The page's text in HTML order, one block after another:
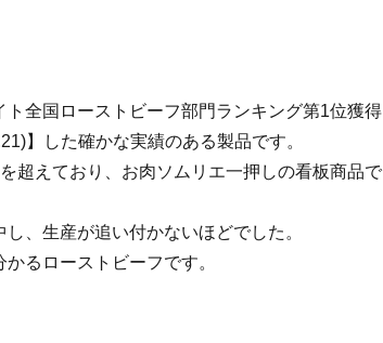
ト全国ローストビーフ部門ランキング第1位獲得
】した確かな実績のある製品です。
超えており、お肉ソムリエ一押しの看板商品で
、生産が追い付かないほどでした。
るローストビーフです。